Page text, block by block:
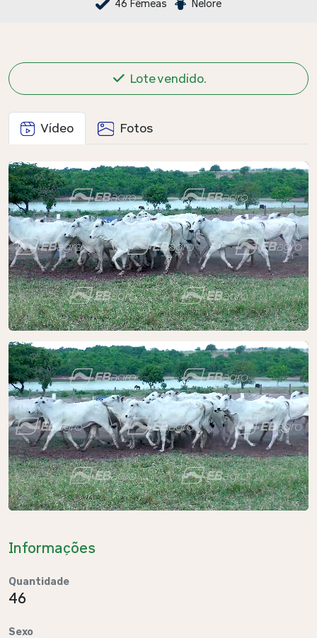
46 Fêmeas Nelore
Lote vendido.
Vídeo Fotos
Informações
Quantidade
46
Sexo